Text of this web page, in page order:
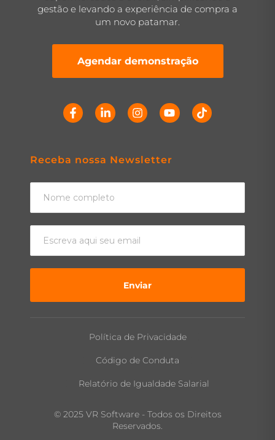
gestão e levando a experiência de compra a
um novo patamar.
Agendar demonstração
Receba nossa Newsletter
Enviar
Política de Privacidade
Código de Conduta
Relatório de Igualdade Salarial
© 2025 VR Software - Todos os Direitos
Reservados.